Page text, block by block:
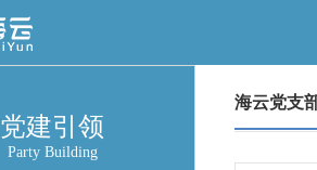
党建引领
Party Building
海云党支